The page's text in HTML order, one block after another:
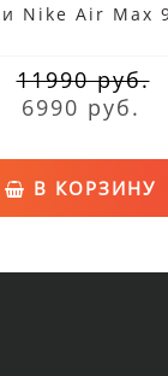
Nike Air Max
11990 руб.
6990 руб.
В КОРЗИНУ